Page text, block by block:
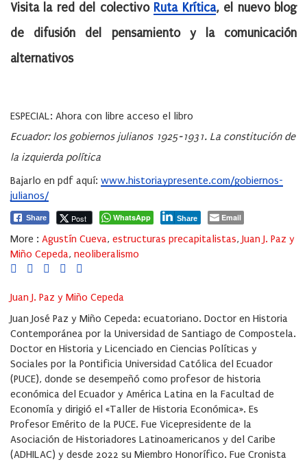
Visita la red del colectivo Ruta Krítica, el nuevo blog
de difusión del pensamiento y la comunicación
alternativos
ESPECIAL: Ahora con libre acceso el libro
Ecuador: los gobiernos julianos 1925-1931. La constitución de
la izquierda política
Bajarlo en pdf aquí: www.historiaypresente.com/gobiernos-
julianos/
Share Post WhatsApp Share Email
More : Agustín Cueva, estructuras precapitalistas, Juan J. Paz y
Miño Cepeda, neoliberalismo
Juan J. Paz y Miño Cepeda
Juan José Paz y Miño Cepeda: ecuatoriano. Doctor en Historia
Contemporánea por la Universidad de Santiago de Compostela.
Doctor en Historia y Licenciado en Ciencias Políticas y
Sociales por la Pontificia Universidad Católica del Ecuador
(PUCE), donde se desempeñó como profesor de historia
económica del Ecuador y América Latina en la Facultad de
Economía y dirigió el «Taller de Historia Económica». Es
Profesor Emérito de la PUCE. Fue Vicepresidente de la
Asociación de Historiadores Latinoamericanos y del Caribe
(ADHILAC) y desde 2022 su Miembro Honorífico. Fue Cronista